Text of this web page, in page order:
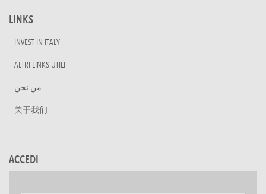
LINKS
INVEST IN ITALY
ALTRI LINKS UTILI
من نحن
关于我们
ACCEDI